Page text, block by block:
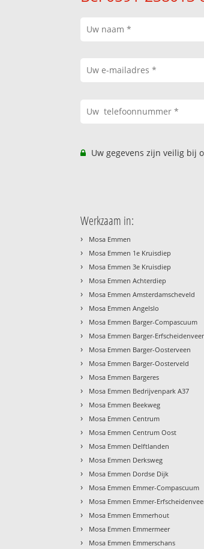
Uw gegevens zijn veilig bij
Werkzaam in:
› Mosa Emmen
› Mosa Emmen 1e Kruisdiep
› Mosa Emmen 3e Kruisdiep
› Mosa Emmen Achterdiep
› Mosa Emmen Amsterdamscheveld
› Mosa Emmen Angelslo
› Mosa Emmen Barger-Compascuum
› Mosa Emmen Barger-
› Mosa Emmen Barger-Oosterveen
› Mosa Emmen Barger-Oosterveld
› Mosa Emmen Bargeres
› Mosa Emmen Bedrijvenpark A37
› Mosa Emmen Beekweg
› Mosa Emmen Centrum
› Mosa Emmen Centrum Oost
› Mosa Emmen Delftlanden
› Mosa Emmen Derksweg
› Mosa Emmen Dordse Dijk
› Mosa Emmen Emmer-Compascuum
› Mosa Emmen Emmer-
› Mosa Emmen Emmerhout
› Mosa Emmen Emmermeer
› Mosa Emmen Emmerschans